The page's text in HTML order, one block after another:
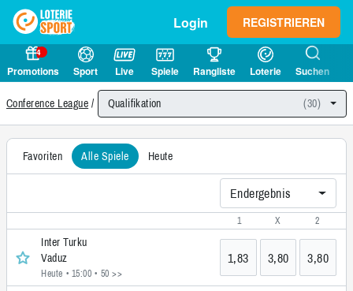
Login REGISTRIEREN
4
Promotions Sport Live Spiele Rangliste Loterie Suchen
Conference League Qualifikation (30)
Favoriten Alle Spiele Heute
Endergebnis
1 X 2
Inter Turku
Vaduz
Heute • 15:00 • 50 >>
1,83 3,80 3,80